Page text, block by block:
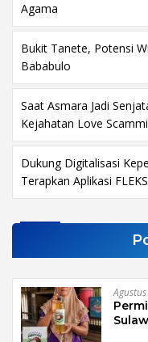
Agama
Bukit Tanete, Potensi
Bababulo
Saat Asmara Jadi
Kejahatan Love
Dukung Digitalisasi
Terapkan Aplikasi